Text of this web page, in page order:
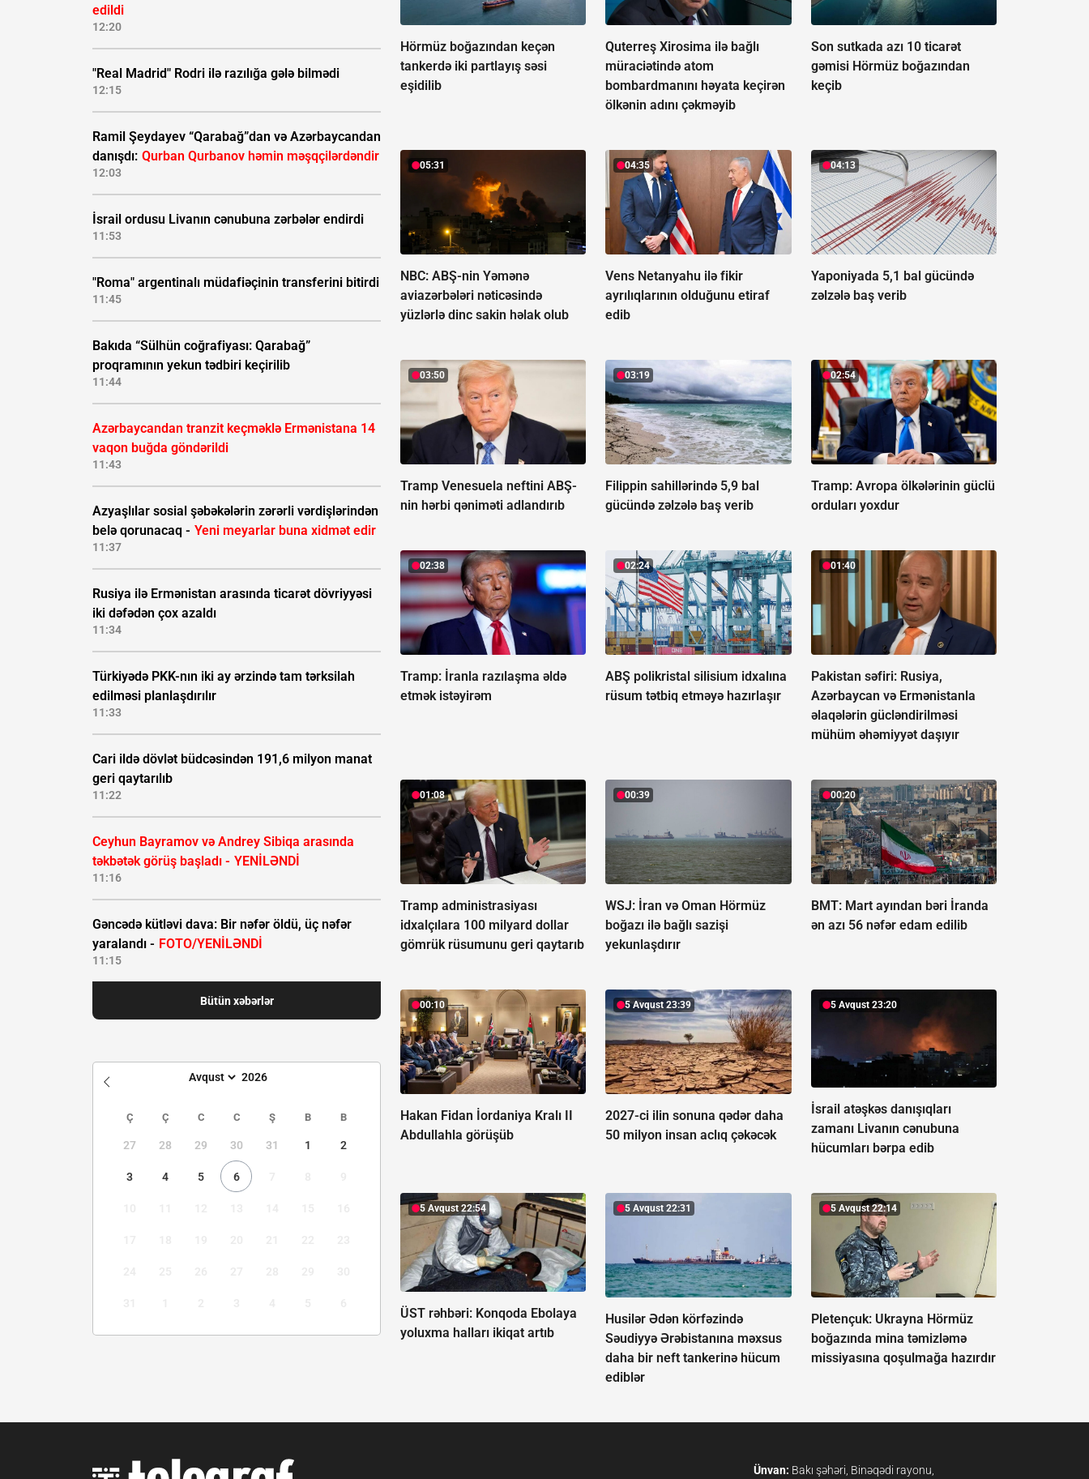
edildi
12:20
"Real Madrid" Rodri ilə razılığa gələ bilmədi
12:15
Ramil Şeydayev “Qarabağ”dan və Azərbaycandan
danışdı: Qurban Qurbanov həmin məşqçilərdəndir
12:03
İsrail ordusu Livanın cənubuna zərbələr endirdi
11:53
"Roma" argentinalı müdafiəçinin transferini bitirdi
11:45
Bakıda “Sülhün coğrafiyası: Qarabağ”
proqramının yekun tədbiri keçirilib
11:44
Azərbaycandan tranzit keçməklə Ermənistana 14
vaqon buğda göndərildi
11:43
Azyaşlılar sosial şəbəkələrin zərərli vərdişlərindən
belə qorunacaq - Yeni meyarlar buna xidmət edir
11:37
Rusiya ilə Ermənistan arasında ticarət dövriyyəsi
iki dəfədən çox azaldı
11:34
Türkiyədə PKK-nın iki ay ərzində tam tərksilah
edilməsi planlaşdırılır
11:33
Cari ildə dövlət büdcəsindən 191,6 milyon manat
geri qaytarılıb
11:22
Ceyhun Bayramov və Andrey Sibiqa arasında
təkbətək görüş başladı - YENİLƏNDİ
11:16
Gəncədə kütləvi dava: Bir nəfər öldü, üç nəfər
yaralandı - FOTO/YENİLƏNDİ
11:15
Bütün xəbərlər
Ç Ç C C Ş B B
27 28 29 30 31 1 2
3 4 5 6
Hörmüz boğazından keçən
tankerdə iki partlayış səsi
eşidilib
Quterreş Xirosima ilə bağlı
müraciətində atom
bombardmanını həyata keçirən
ölkənin adını çəkməyib
Son sutkada azı 10 ticarət
gəmisi Hörmüz boğazından
keçib
05:31
NBC: ABŞ-nin Yəmənə
aviazərbələri nəticəsində
yüzlərlə dinc sakin həlak olub
04:35
Vens Netanyahu ilə fikir
ayrılıqlarının olduğunu etiraf
edib
04:13
Yaponiyada 5,1 bal gücündə
zəlzələ baş verib
03:50
Tramp Venesuela neftini ABŞ-
nin hərbi qəniməti adlandırıb
03:19
Filippin sahillərində 5,9 bal
gücündə zəlzələ baş verib
02:54
Tramp: Avropa ölkələrinin güclü
orduları yoxdur
02:38
Tramp: İranla razılaşma əldə
etmək istəyirəm
02:24
ABŞ polikristal silisium idxalına
rüsum tətbiq etməyə hazırlaşır
01:40
Pakistan səfiri: Rusiya,
Azərbaycan və Ermənistanla
əlaqələrin gücləndirilməsi
mühüm əhəmiyyət daşıyır
01:08
Tramp administrasiyası
idxalçılara 100 milyard dollar
gömrük rüsumunu geri qaytarıb
00:39
WSJ: İran və Oman Hörmüz
boğazı ilə bağlı sazişi
yekunlaşdırır
00:20
BMT: Mart ayından bəri İranda
ən azı 56 nəfər edam edilib
00:10
Hakan Fidan İordaniya Kralı II
Abdullahla görüşüb
5 Avqust 23:39
2027-ci ilin sonuna qədər daha
50 milyon insan aclıq çəkəcək
5 Avqust 23:20
İsrail atəşkəs danışıqları
zamanı Livanın cənubuna
hücumları bərpa edib
5 Avqust 22:54
ÜST rəhbəri: Konqoda Ebolaya
yoluxma halları ikiqat artıb
5 Avqust 22:31
Husilər Ədən körfəzində
Səudiyyə Ərəbistanına məxsus
daha bir neft tankerinə hücum
ediblər
5 Avqust 22:14
Pletençuk: Ukrayna Hörmüz
boğazında mina təmizləmə
missiyasına qoşulmağa hazırdır
Ünvan: Bakı şəhəri, Binəqədi rayonu,